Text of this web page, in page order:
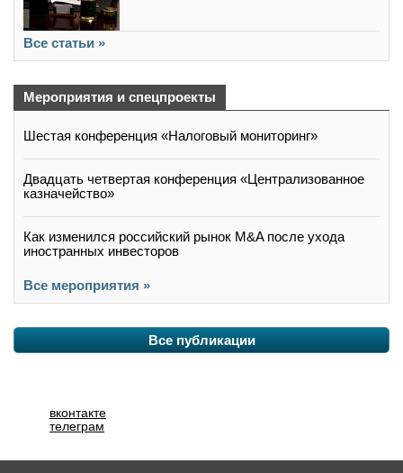
Все статьи »
Мероприятия и спецпроекты
Шестая конференция «Налоговый мониторинг»
Двадцать четвертая конференция «Централизованное
казначейство»
Как изменился российский рынок M&A после ухода
иностранных инвесторов
Все мероприятия »
Все публикации
вконтакте
телеграм